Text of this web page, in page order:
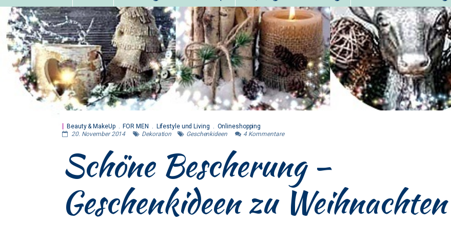
Beauty & MakeUp FOR MEN Lifestyle und Living
Onlineshopping
20. November 2014
Dekoration Geschenkideen 4 Kommentare
Schöne Bescherung –
Geschenkideen zu Weihnachten